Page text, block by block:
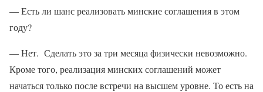
— Есть ли шанс реализовать минские соглашения в этом
году?
— Нет. Сделать это за три месяца физически невозможно.
Кроме того, реализация минских соглашений может
начаться только после встречи на высшем уровне. То есть на